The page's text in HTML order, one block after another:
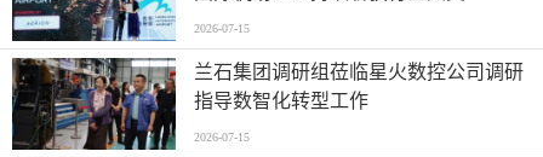
2026-07-15
兰石集团调研组莅临星火数控公司调研
指导数智化转型工作
2026-07-15